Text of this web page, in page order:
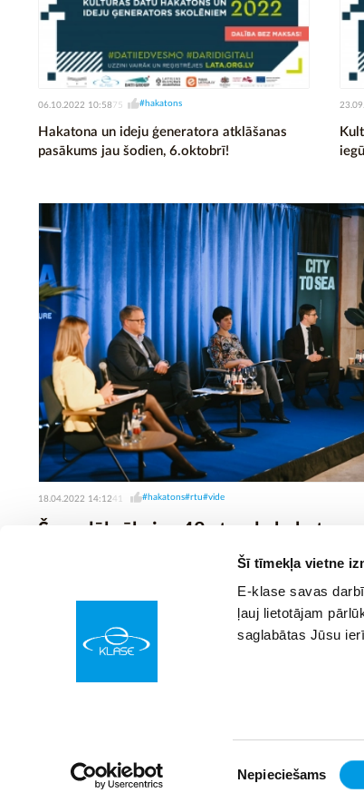
Šī tīmekļa vietne
E-klase savas
ļauj lietotājam
saglabātas Jūsu
izvēle
Nepieciešams
Hakatona un ideju ģeneratora atklāšanas
pasākums jau šodien, 6.oktobrī!
06.10.2022 10:58 75 #hakatons
18.04.2022 14:1241 #hakatons#rtu#vide
Šonedēļ sāksies 48 stundu hakatons
akvakultūras un mobilitātes jomā
© SIA “Izglītības sistēmas”